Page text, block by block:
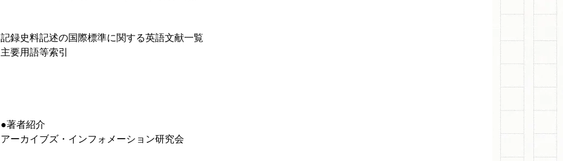
記録史料記述の国際標準に関する英語文献一覧
主要用語等索引
●著者紹介
アーカイブズ・インフォメーション研究会